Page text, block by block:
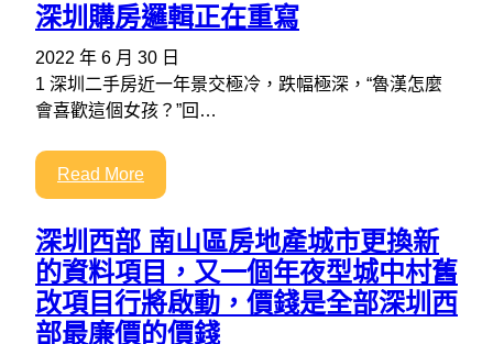
深圳購房邏輯正在重寫
2022 年 6 月 30 日
1 深圳二手房近一年景交極冷，跌幅極深，“魯漢怎麼
會喜歡這個女孩？”回…
Read More
深圳西部 南山區房地產城市更換新
的資料項目，又一個年夜型城中村舊
改項目行將啟動，價錢是全部深圳西
部最廉價的價錢